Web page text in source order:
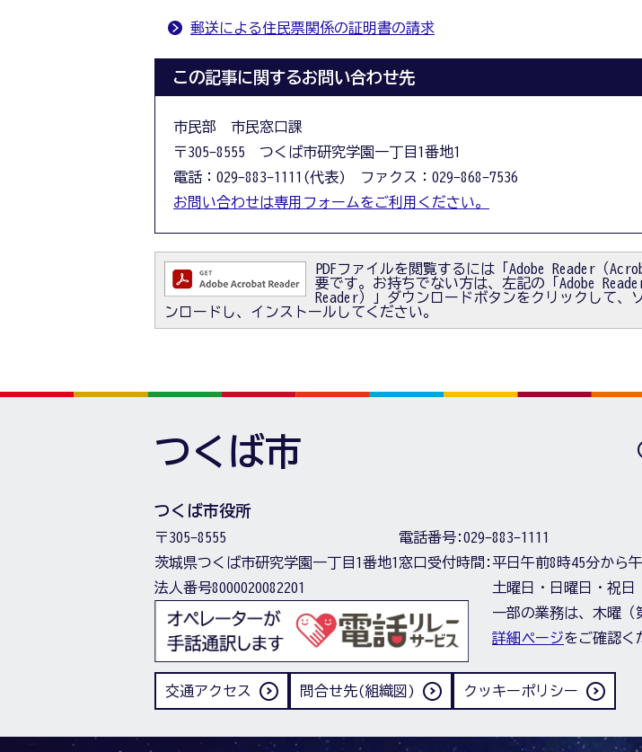
郵送による住民票関係の証明書の請求
この記事に関するお問い合わせ先
市民部 市民窓口課
〒305-8555 つくば市研究学園一丁目1番地1
電話：029-883-1111(代表) ファクス：029-868-7536
お問い合わせは専用フォームをご利用ください。
PDFファイルを閲覧するには「Adobe Reader（
要です。お持ちでない方は、左記の「Adobe
Reader）」ダウンロードボタンをクリックして、
ンロードし、インストールしてください。
つくば市
つくば市役所
〒305-8555
茨城県つくば市研究学園一丁目1番地1
法人番号8000020082201
電話番号:029-883-1111
窓口受付時間:平日午前8時45分から
土曜日・日曜日・祝日
一部の業務は、木曜（
詳細ページをご確認く
交通アクセス 問合せ先(組織図) クッキーポリシー